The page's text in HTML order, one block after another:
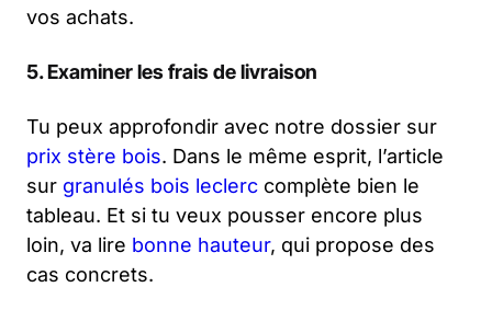
vos achats.
5. Examiner les frais de livraison
Tu peux approfondir avec notre dossier sur
prix stère bois. Dans le même esprit, l’article
sur granulés bois leclerc complète bien le
tableau. Et si tu veux pousser encore plus
loin, va lire bonne hauteur, qui propose des
cas concrets.